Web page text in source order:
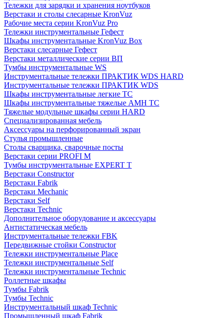
Тележки для зарядки и хранения ноутбуков
Верстаки и столы слесарные KronVuz
Рабочие места серии KronVuz Pro
Тележки инструментальные Гефест
Шкафы инструментальные KronVuz Box
Верстаки слесарные Гефест
Верстаки металлические серии ВП
Тумбы инструментальные WS
Инструментальные тележки ПРАКТИК WDS HARD
Инструментальные тележки ПРАКТИК WDS
Шкафы инструментальные легкие ТС
Шкафы инструментальные тяжелые AMH TC
Тяжелые модульные шкафы серии HARD
Cпециализированная мебель
Аксессуары на перфорированный экран
Стулья промышленные
Столы сварщика, сварочные посты
Верстаки серии PROFI M
Тумбы инструментальные EXPERT T
Верстаки Constructor
Верстаки Fabrik
Верстаки Mechanic
Верстаки Self
Верстаки Technic
Дополнительное оборудование и аксессуары
Антистатическая мебель
Инструментальные тележки FBK
Передвижные стойки Constructor
Тележки инструментальные Place
Тележки инструментальные Self
Тележки инструментальные Technic
Роллетные шкафы
Тумбы Fabrik
Тумбы Technic
Инструментальный шкаф Technic
Промышленный шкаф Fabrik